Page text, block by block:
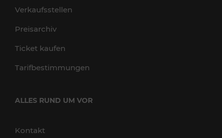
Verkaufsstellen
Preisarchiv
Ticket kaufen
Tarifbestimmungen
ALLES RUND UM VOR
Kontakt